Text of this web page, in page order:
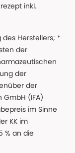
inkl.
Herstellers; *
der
der
der
(IFA)
im Sinne
KK im
% an die